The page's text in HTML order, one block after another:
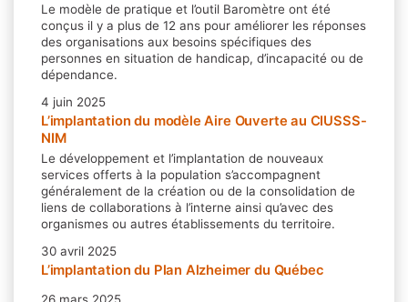
Le modèle de pratique et l’outil Baromètre ont été
conçus il y a plus de 12 ans pour améliorer les réponses
des organisations aux besoins spécifiques des
personnes en situation de handicap, d’incapacité ou de
dépendance.
4 juin 2025
L’implantation du modèle Aire Ouverte au CIUSSS-
NIM
Le développement et l’implantation de nouveaux
services offerts à la population s’accompagnent
généralement de la création ou de la consolidation de
liens de collaborations à l’interne ainsi qu’avec des
organismes ou autres établissements du territoire.
30 avril 2025
L’implantation du Plan Alzheimer du Québec